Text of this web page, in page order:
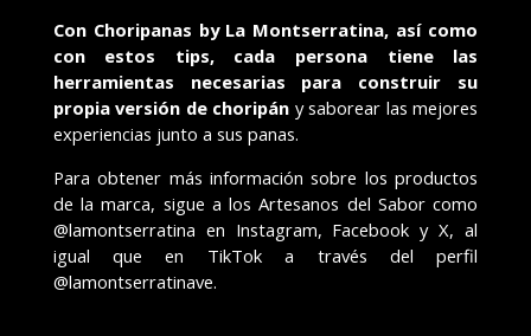
Con Choripanas by La Montserratina, así como
con estos tips, cada persona tiene las
herramientas necesarias para construir su
propia versión de choripán y saborear las mejores
experiencias junto a sus panas.
Para obtener más información sobre los productos
de la marca, sigue a los Artesanos del Sabor como
@lamontserratina en Instagram, Facebook y X, al
igual que en TikTok a través del perfil
@lamontserratinave.